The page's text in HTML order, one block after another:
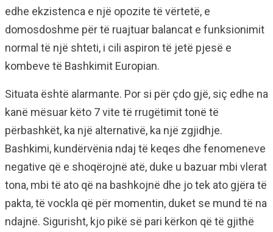
edhe ekzistenca e një opozite të vërtetë, e
domosdoshme për të ruajtuar balancat e funksionimit
normal të një shteti, i cili aspiron të jetë pjesë e
kombeve të Bashkimit Europian.
Situata është alarmante. Por si për çdo gjë, siç edhe na
kanë mësuar këto 7 vite të rrugëtimit tonë të
përbashkët, ka një alternativë, ka një zgjidhje.
Bashkimi, kundërvënia ndaj të keqes dhe fenomeneve
negative që e shoqërojnë atë, duke u bazuar mbi vlerat
tona, mbi të ato që na bashkojnë dhe jo tek ato gjëra të
pakta, të vockla që për momentin, duket se mund të na
ndajnë. Sigurisht, kjo pikë së pari kërkon që të gjithë